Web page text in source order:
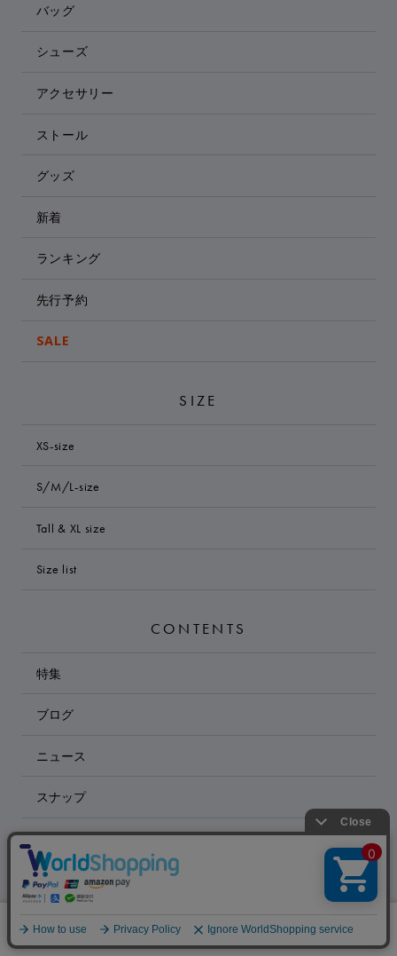
絞り込む
バッグ
シューズ
アクセサリー
ストール
グッズ
新着
ランキング
先行予約
SALE
SIZE
XS-size
S/M/L-size
Tall & XL size
Size list
CONTENTS
特集
ブログ
ニュース
スナップ
コンセプト
国内